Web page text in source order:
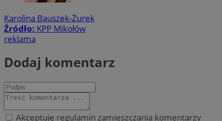
Karolina Bauszek-Żurek
Źródło: KPP Mikołów
reklama
Dodaj komentarz
Akceptuję regulamin zamieszczania komentarzy